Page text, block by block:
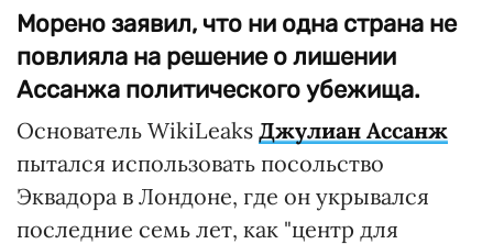
Морено заявил, что ни одна страна не
повлияла на решение о лишении
Ассанжа политического убежища.
Основатель WikiLeaks Джулиан Ассанж
пытался использовать посольство
Эквадора в Лондоне, где он укрывался
последние семь лет, как "центр для